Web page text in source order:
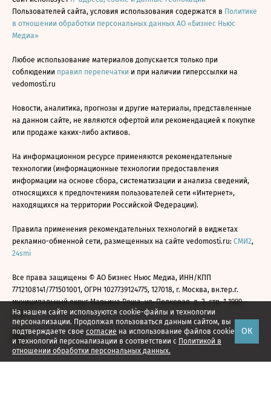
На нашем сайте используются cookie-файлы и технологии
персонализации. Продолжая пользоваться данным сайтом, вы
подтверждаете свое согласие на использование файлов cookie
и технологий персонализации в соответствии с Политикой в
отношении обработки персональных данных.
ОК
Пользователей сайта, условия использования содержатся в Политике
в отношении обработки персональных данных АО «Бизнес Ньюс
Медиа»
Любое использование материалов допускается только при
соблюдении правил перепечатки и при наличии гиперссылки на
vedomosti.ru
Новости, аналитика, прогнозы и другие материалы, представленные
на данном сайте, не являются офертой или рекомендацией к покупке
или продаже каких-либо активов.
На информационном ресурсе применяются рекомендательные
технологии (информационные технологии предоставления
информации на основе сбора, систематизации и анализа сведений,
относящихся к предпочтениям пользователей сети «Интернет»,
находящихся на территории Российской Федерации).
Правила применения рекомендательных технологий в виджетах
рекламно-обменной сети, размещенных на сайте vedomosti.ru: СМИ2,
24smi
Все права защищены © АО Бизнес Ньюс Медиа, ИНН/КПП
7712108141/771501001, ОГРН 1027739124775, 127018, г. Москва, вн.тер.г.
муниципальный округ Марьина Роща, ул. Полковая, д. 3, стр. 1 1999—
2026